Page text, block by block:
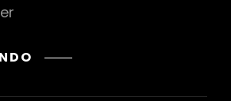
"FANTASMAS"
"BRUJA"